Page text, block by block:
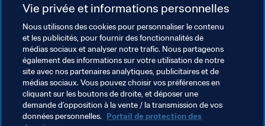
Documents Connexes
Thèmes en lien
Coupe du Monde de la FIFA, Qatar 2022
Australia Jordan Uzbekistan India
Vie privée et informations personnelles
Nous utilisons des cookies pour personnaliser le contenu
et les publicités, pour fournir des fonctionnalités de
médias sociaux et analyser notre trafic. Nous partageons
également des informations sur votre utilisation de notre
site avec nos partenaires analytiques, publicitaires et de
médias sociaux. Vous pouvez choisir vos préférences en
cliquant sur les boutons de droite, et déposer une
demande d’opposition à la vente / la transmission de vos
données personnelles. Portail de protection des